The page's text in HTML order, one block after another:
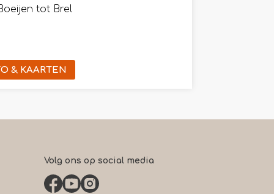
tot Brel
& KAARTEN
Volg ons op social media